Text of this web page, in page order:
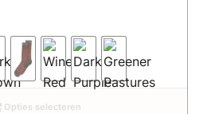
Opties selecteren